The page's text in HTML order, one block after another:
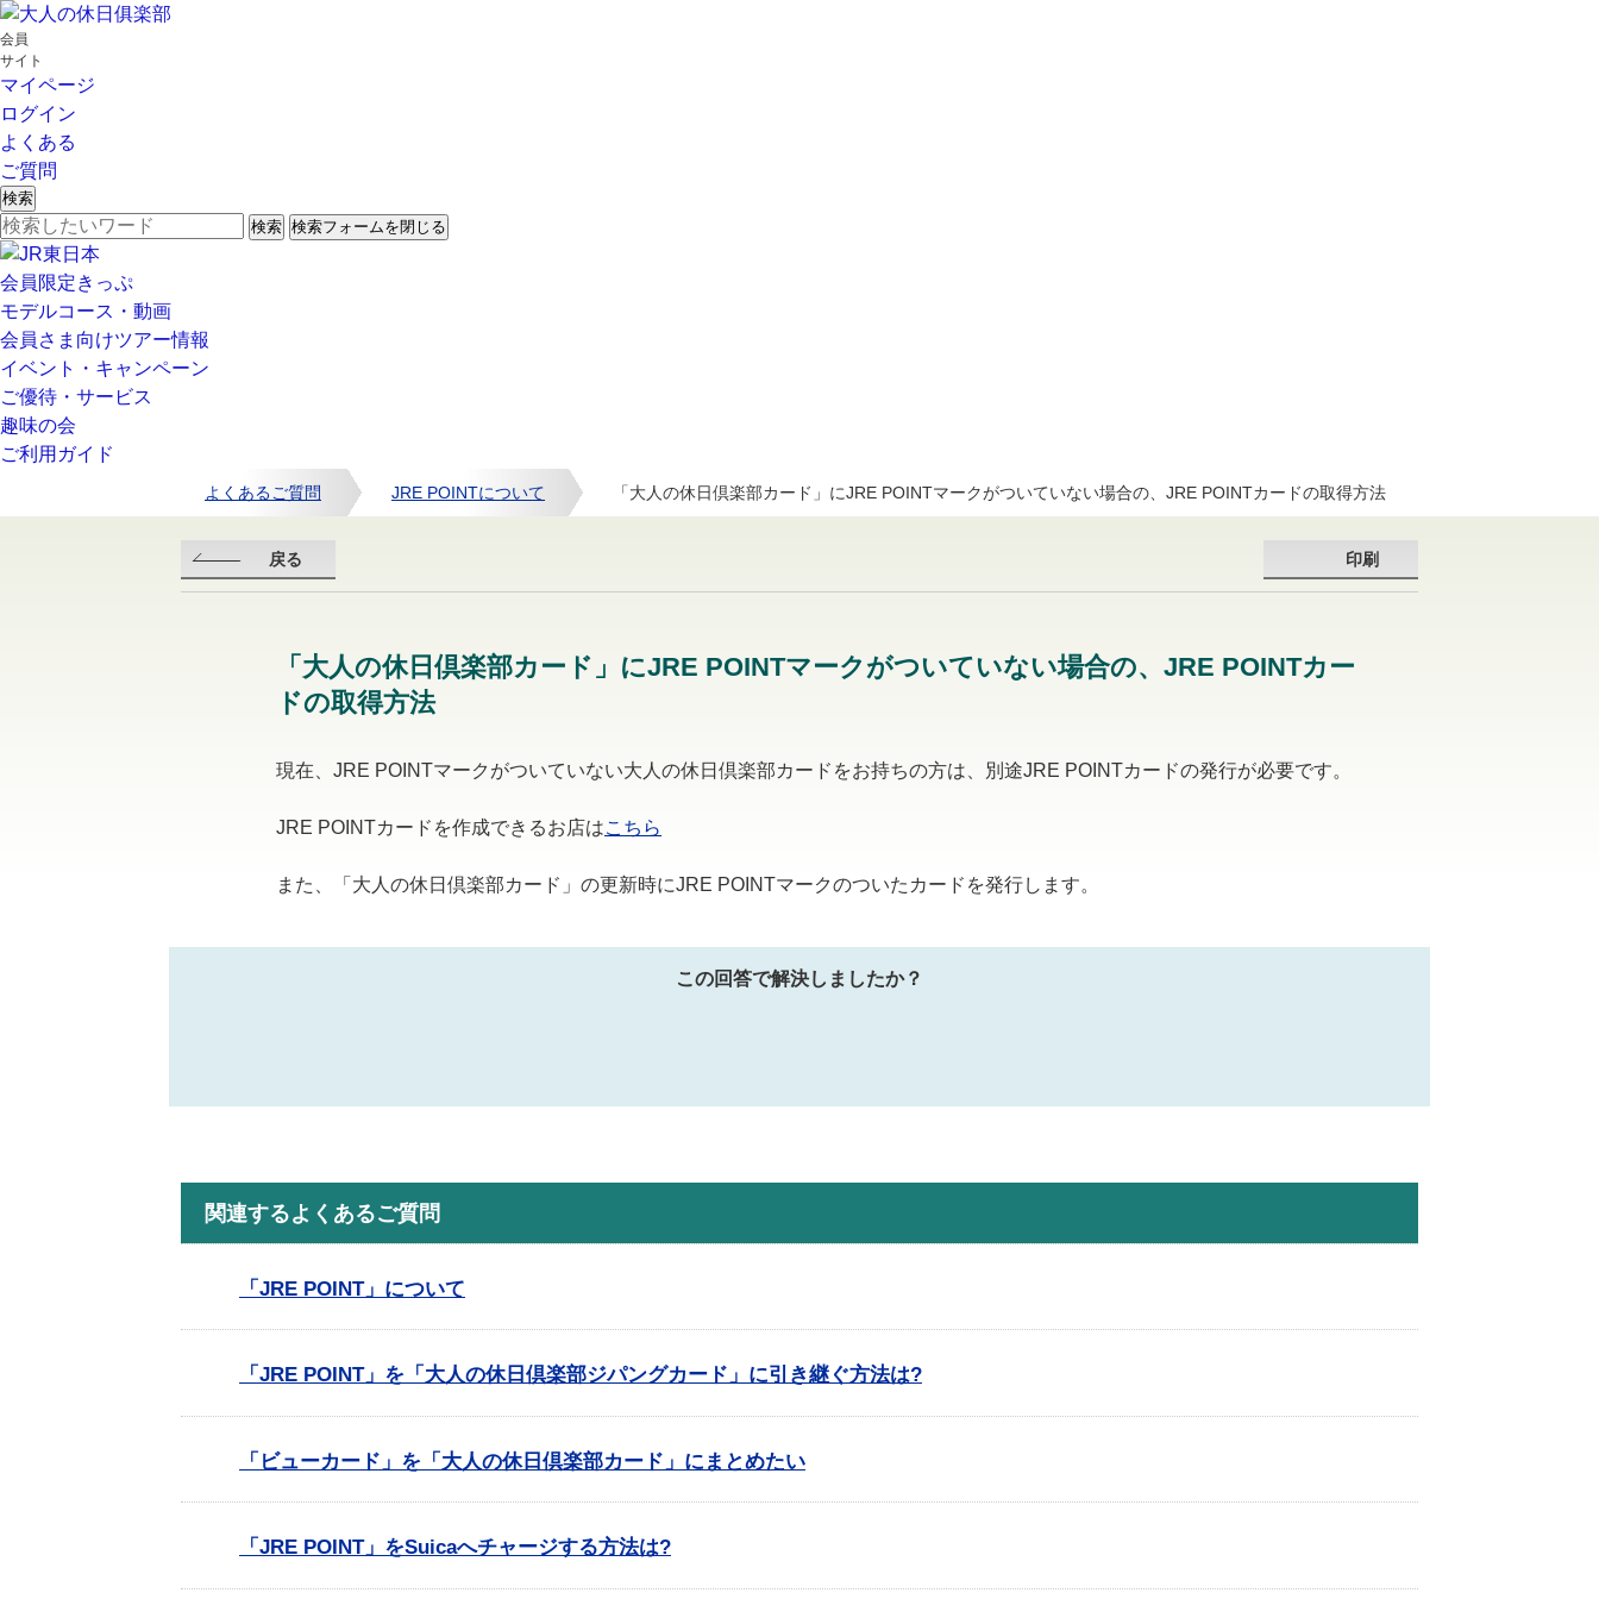
会員
サイト
マイページ
ログイン
よくある
ご質問
検索
検索 検索フォームを閉じる
会員限定きっぷ
モデルコース・動画
会員さま向けツアー情報
イベント・キャンペーン
ご優待・サービス
趣味の会
ご利用ガイド
よくあるご質問 JRE POINTについて 「大人の休日倶楽部カード」にJRE POINTマークがついていない場合の、JRE POINTカードの取得方法
戻る 印刷
「大人の休日倶楽部カード」にJRE POINTマークがついていない場合の、JRE POINTカー
ドの取得方法
現在、JRE POINTマークがついていない大人の休日倶楽部カードをお持ちの方は、別途JRE POINTカードの発行が必要です。
JRE POINTカードを作成できるお店はこちら
また、「大人の休日倶楽部カード」の更新時にJRE POINTマークのついたカードを発行します。
この回答で解決しましたか？
関連するよくあるご質問
「JRE POINT」について
「JRE POINT」を「大人の休日倶楽部ジパングカード」に引き継ぐ方法は?
「ビューカード」を「大人の休日倶楽部カード」にまとめたい
「JRE POINT」をSuicaへチャージする方法は?